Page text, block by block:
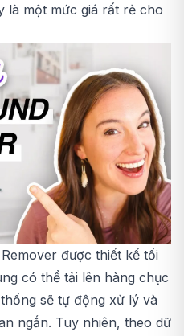
là một mức giá rất rẻ cho
được thiết kế tối
có thể tải lên hàng chục
sẽ tự động xử lý và
ngắn. Tuy nhiên, theo dữ